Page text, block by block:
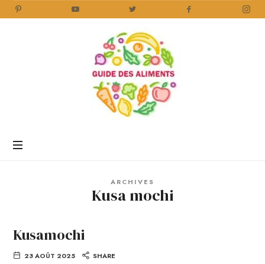
Aliments
ARCHIVES
Kusa mochi
Kusamochi
23 AOÛT 2025 SHARE